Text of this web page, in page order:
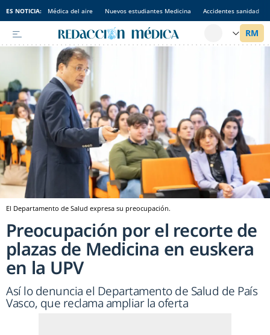
ES NOTICIA: Médica del aire Nuevos estudiantes Medicina Accidentes sanidad
El Departamento de Salud expresa su preocupación.
Preocupación por el recorte de
plazas de Medicina en euskera
en la UPV
Así lo denuncia el Departamento de Salud de País
Vasco, que reclama ampliar la oferta